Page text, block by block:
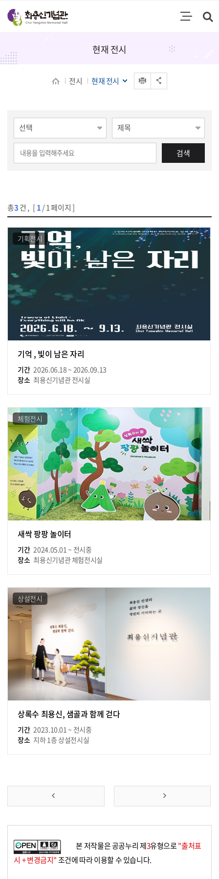
현재 전시
전시 현재 전시
검색
총3건 , [1/ 1 페이지 ]
기획전시
기억 , 빛이 남은 자리
기간 2026.06.18 ~ 2026.09.13
장소 최용신기념관 전시실
체험전시
새싹 팡팡 놀이터
기간 2024.05.01 ~ 전시중
장소 최용신기념관 체험전시실
상설전시
상록수 최용신, 샘골과 함께 걷다
기간 2023.10.01 ~ 전시중
장소 지하 1층 상설전시실
가
본 저작물은 공공누리 제3유형으로"출처표
시 + 변경금지"조건에 따라 이용할 수 있습니다.